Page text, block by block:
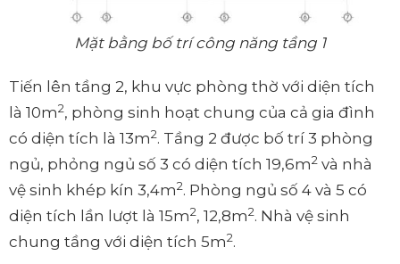
Mặt bằng bố trí công năng tầng 1
Tiến lên tầng 2, khu vực phòng thờ với diện tích
là 10m2, phòng sinh hoạt chung của cả gia đình
có diện tích là 13m2. Tầng 2 được bố trí 3 phòng
ngủ, phỏng ngủ số 3 có diện tích 19,6m2 và nhà
vệ sinh khép kín 3,4m2. Phòng ngủ số 4 và 5 có
diện tích lần lượt là 15m2, 12,8m2. Nhà vệ sinh
chung tầng với diện tích 5m2.